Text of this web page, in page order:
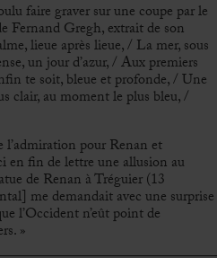
faire graver sur une coupe par le
Fernand Gregh, extrait de son
lieue après lieue, / La mer, sous
un jour d’azur, / Aux premiers
te soit, bleue et profonde, / Une
clair, au moment le plus bleu, /
pour Renan et
fin de lettre une allusion au
de Renan à Tréguier (13
me demandait avec une surprise
l’Occident n’eût point de
»